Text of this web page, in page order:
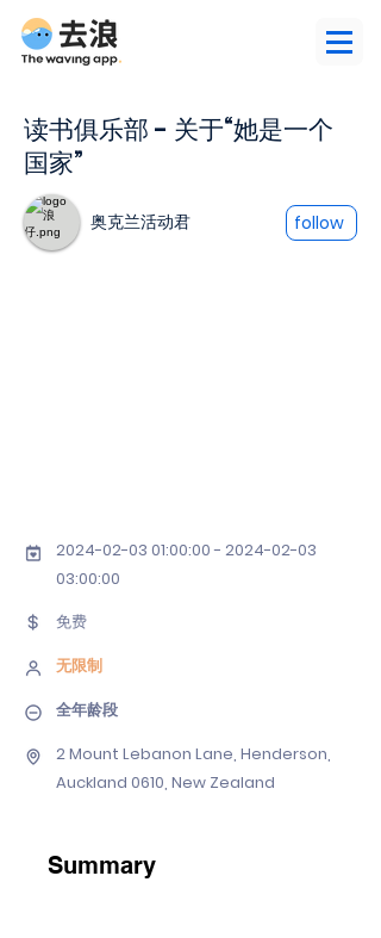
读书俱乐部 - 关于“她是一个
国家”
奥克兰活动君 follow
2024-02-03 01:00:00 - 2024-02-03
03:00:00
免费
无限制
全年龄段
2 Mount Lebanon Lane, Henderson,
Auckland 0610, New Zealand
Summary